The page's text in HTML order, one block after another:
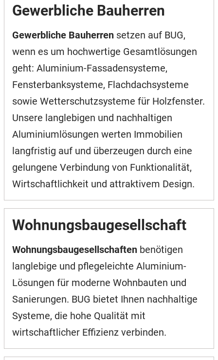
Gewerbliche Bauherren
Gewerbliche Bauherren setzen auf BUG,
wenn es um hochwertige Gesamtlösungen
geht: Aluminium-Fassadensysteme,
Fensterbanksysteme, Flachdachsysteme
sowie Wetterschutzsysteme für Holzfenster.
Unsere langlebigen und nachhaltigen
Aluminiumlösungen werten Immobilien
langfristig auf und überzeugen durch eine
gelungene Verbindung von Funktionalität,
Wirtschaftlichkeit und attraktivem Design.
Wohnungsbaugesellschaft
Wohnungsbaugesellschaften benötigen
langlebige und pflegeleichte Aluminium-
Lösungen für moderne Wohnbauten und
Sanierungen. BUG bietet Ihnen nachhaltige
Systeme, die hohe Qualität mit
wirtschaftlicher Effizienz verbinden.